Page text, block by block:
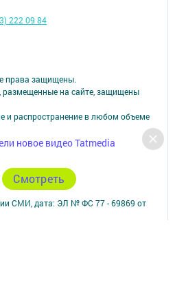
новое видео Tatmedia
Cмотреть
права защищены.
на сайте, защищены
и распространение в любом объеме
только с письменного согласия
агентства по печати и массовым
СМИ, дата: ЭЛ № ФС 77 - 69869 от
222 09 84